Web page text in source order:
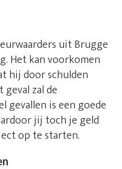
uit Brugge
Het kan voorkomen
hij door schulden
zal de
gevallen is een goede
jij toch je geld
op te starten.